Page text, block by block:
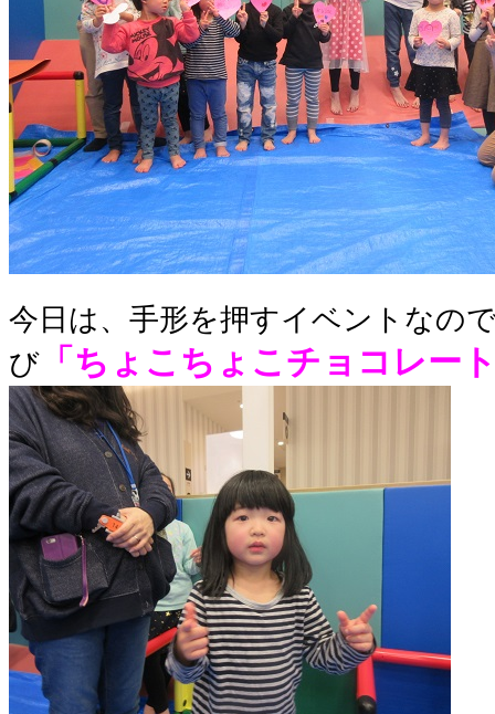
今日は、手形を押すイベントなの
び 「ちょこちょこチョコレー